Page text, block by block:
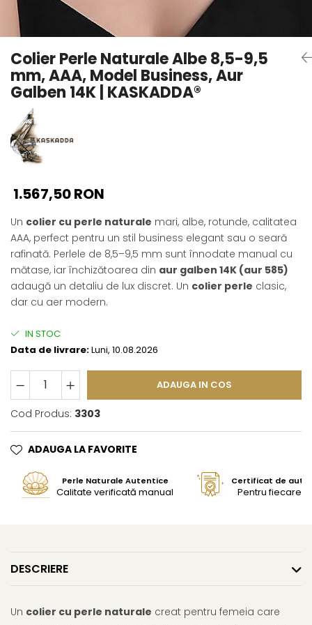
Seturi Perle cu Argint
Brățări cu Perle
Pandantive cu Perle
Brose cu Perle
Colier Perle Naturale Albe 8,5-9,5
mm, AAA, Model Business, Aur
Galben 14K | KASKADDA®
1.567,50 RON
Un colier cu perle naturale mari, albe, rotunde, calitatea
AAA, perfect pentru un stil business elegant sau o seară
rafinată. Perlele de 8,5–9,5 mm sunt înnodate manual cu
mătase, iar închizătoarea din aur galben 14K (aur 585)
adaugă un detaliu de lux discret. Un colier perle clasic,
dar cu aer modern.
IN STOC
Data de livrare:Luni, 10.08.2026
ADAUGA IN COS
Cod Produs: 3303
ADAUGA LA FAVORITE
Perle Naturale Autentice
Calitate verificată manual
Certificat de
Pentru fiecare
DESCRIERE
Un colier cu perle naturale creat pentru femeia care